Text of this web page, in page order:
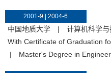
2001-9 | 2004-6
中国地质大学 | 计算机科学与
With Certificate of Graduation
|
Master's Degree in